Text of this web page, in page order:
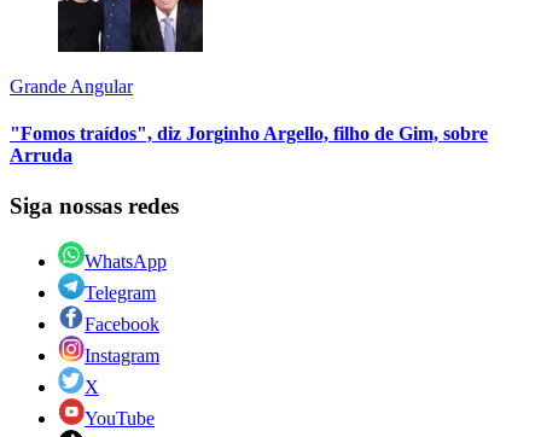
Grande Angular
"Fomos traídos", diz Jorginho Argello, filho de Gim, sobre
Arruda
Siga nossas redes
WhatsApp
Telegram
Facebook
Instagram
X
YouTube